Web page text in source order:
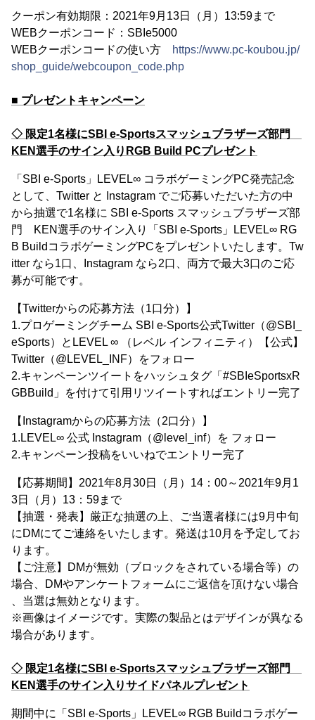
クーポン有効期限：2021年9月13日（月）13:59まで
WEBクーポンコード：SBIe5000
WEBクーポンコードの使い方
https://www.pc-koubou.jp/
shop_guide/webcoupon_code.php
■ プレゼントキャンペーン
◇ 限定1名様にSBI e-Sportsスマッシュブラザーズ部門
KEN選手のサイン入りRGB Build PCプレゼント
「SBI e-Sports」LEVEL∞ コラボゲーミングPC発売記念
として、Twitter と Instagram でご応募いただいた方の中
から抽選で1名様に SBI e-Sports スマッシュブラザーズ部
門 KEN選手のサイン入り「SBI e-Sports」LEVEL∞ RG
B BuildコラボゲーミングPCをプレゼントいたします。Tw
itter なら1口、Instagram なら2口、両方で最大3口のご応
募が可能です。
【Twitterからの応募方法（1口分）】
1.プロゲーミングチーム SBI e-Sports公式Twitter（@SBI_
eSports）とLEVEL ∞ （レベル インフィニティ）【公式】
Twitter（@LEVEL_INF）をフォロー
2.キャンペーンツイートをハッシュタグ「#SBIeSportsxR
GBBuild」を付けて引用リツイートすればエントリー完了
【Instagramからの応募方法（2口分）】
1.LEVEL∞ 公式 Instagram（@level_inf）を フォロー
2.キャンペーン投稿をいいねでエントリー完了
【応募期間】2021年8月30日（月）14：00～2021年9月1
3日（月）13：59まで
【抽選・発表】厳正な抽選の上、ご当選者様には9月中旬
にDMにてご連絡をいたします。発送は10月を予定してお
ります。
【ご注意】DMが無効（ブロックをされている場合等）の
場合、DMやアンケートフォームにご返信を頂けない場合
、当選は無効となります。
※画像はイメージです。実際の製品とはデザインが異なる
場合があります。
◇ 限定1名様にSBI e-Sportsスマッシュブラザーズ部門
KEN選手のサイン入りサイドパネルプレゼント
期間中に「SBI e-Sports」LEVEL∞ RGB Buildコラボゲー